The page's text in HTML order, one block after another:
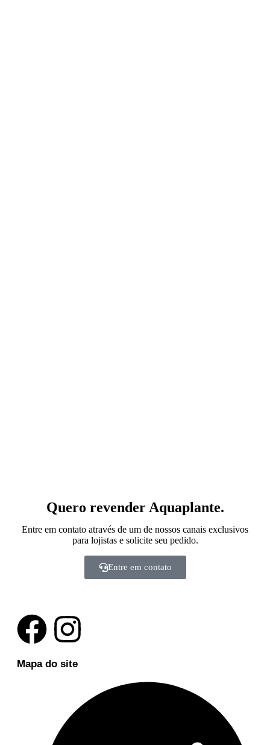
Quero revender Aquaplante.
Entre em contato através de um de nossos canais exclusivos
para lojistas e solicite seu pedido.
Entre em contato
Mapa do site